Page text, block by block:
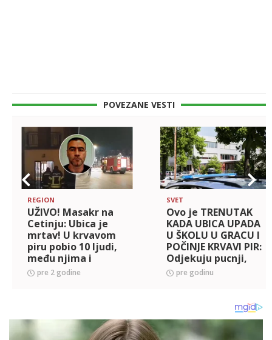
POVEZANE VESTI
REGION
UŽIVO! Masakr na
Cetinju: Ubica je
mrtav! U krvavom
piru pobio 10 ljudi,
među njima i
maloletnu decu
pre 2 godine
SVET
Ovo je TRENUTAK
KADA UBICA UPADA
U ŠKOLU U GRACU I
POČINJE KRVAVI PIR:
Odjekuju pucnji,
čuje se vriska!
(FOTO+VIDEO)
pre godinu